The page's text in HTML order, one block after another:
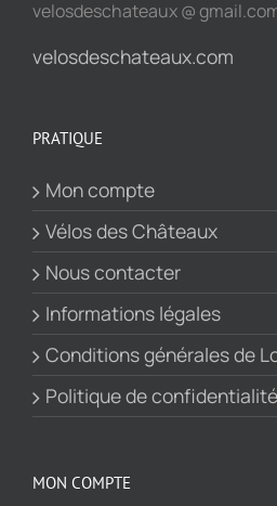
velosdeschateaux @
velosdeschateaux.com
PRATIQUE
Mon compte
Vélos des Châteaux
Nous contacter
Informations légales
Conditions générales de
Politique de
MON COMPTE